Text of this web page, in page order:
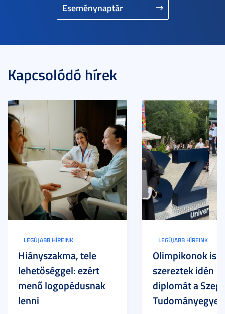
Eseménynaptár
Kapcsolódó hírek
LEGÚJABB HÍREINK
Hiányszakma, tele
lehetőséggel: ezért
menő logopédusnak
lenni
LEGÚJABB HÍREINK
Olimpikonok is
szereztek idén
diplomát a